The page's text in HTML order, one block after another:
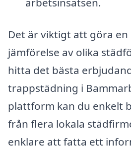
Det är viktigt att göra
jämförelse av olika
hitta det bästa
trappstädning i
plattform kan du enkelt
från flera lokala
enklare att fatta ett